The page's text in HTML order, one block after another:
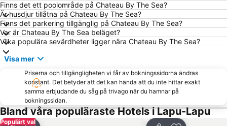
Finns det ett poolområde på Chateau By The Sea?
Är husdjur tillåtna på Chateau By The Sea?
Finns det parkering tillgänglig på Chateau By The Sea?
Var är Chateau By The Sea beläget?
Vilka populära sevärdheter ligger nära Chateau By The Sea?
Visa mer
Priserna och tillgängligheten vi får av bokningssidorna ändras
konstant. Det betyder att det kan hända att du inte hittar exakt
samma erbjudande du såg på trivago när du hamnar på
bokningssidan.
Bland våra populäraste Hotels i Lapu-Lapu
Populärt val